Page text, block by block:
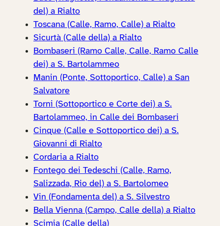
del) a Rialto
Toscana (Calle, Ramo, Calle) a Rialto
Sicurtà (Calle della) a Rialto
Bombaseri (Ramo Calle, Calle, Ramo Calle
dei) a S. Bartolammeo
Manin (Ponte, Sottoportico, Calle) a San
Salvatore
Torni (Sottoportico e Corte dei) a S.
Bartolammeo, in Calle dei Bombaseri
Cinque (Calle e Sottoportico dei) a S.
Giovanni di Rialto
Cordaria a Rialto
Fontego dei Tedeschi (Calle, Ramo,
Salizzada, Rio del) a S. Bartolomeo
Vin (Fondamenta del) a S. Silvestro
Bella Vienna (Campo, Calle della) a Rialto
Scimia (Calle della)